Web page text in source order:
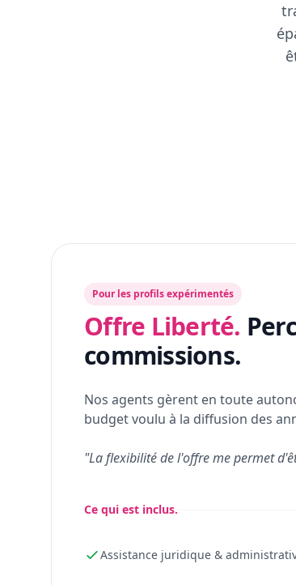
Pour les profils expérimentés
Offre Liberté.
commissions.
Nos agents gèrent en toute
budget voulu à la diffusion des
"La flexibilité de l'offre me permet
Ce qui est inclus.
Assistance juridique &